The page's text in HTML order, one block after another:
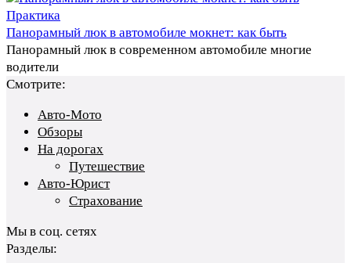
Практика
Панорамный люк в автомобиле мокнет: как быть
Панорамный люк в современном автомобиле многие
водители
Смотрите:
Авто-Мото
Обзоры
На дорогах
Путешествие
Авто-Юрист
Страхование
Мы в соц. сетях
Разделы: